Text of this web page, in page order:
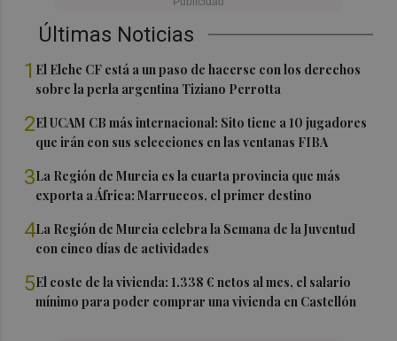
Últimas Noticias
1 El Elche CF está a un paso de hacerse con los derechos
sobre la perla argentina Tiziano Perrotta
2El UCAM CB más internacional: Sito tiene a 10 jugadores
que irán con sus selecciones en las ventanas FIBA
3La Región de Murcia es la cuarta provincia que más
exporta a África: Marruecos, el primer destino
4La Región de Murcia celebra la Semana de la Juventud
con cinco días de actividades
5El coste de la vivienda: 1.338 € netos al mes, el salario
mínimo para poder comprar una vivienda en Castellón